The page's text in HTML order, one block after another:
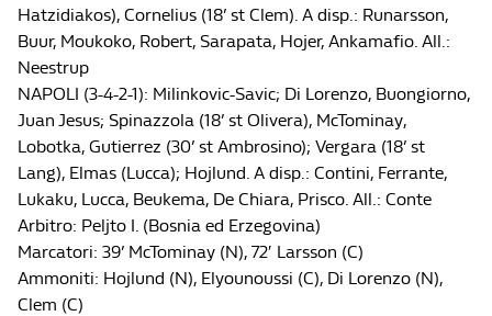
Hatzidiakos), Cornelius (18’ st Clem). A disp.: Runarsson,
Buur, Moukoko, Robert, Sarapata, Hojer, Ankamafio. All.:
Neestrup
NAPOLI (3-4-2-1): Milinkovic-Savic; Di Lorenzo, Buongiorno,
Juan Jesus; Spinazzola (18’ st Olivera), McTominay,
Lobotka, Gutierrez (30’ st Ambrosino); Vergara (18’ st
Lang), Elmas (Lucca); Hojlund. A disp.: Contini, Ferrante,
Lukaku, Lucca, Beukema, De Chiara, Prisco. All.: Conte
Arbitro: Peljto I. (Bosnia ed Erzegovina)
Marcatori: 39’ McTominay (N), 72′ Larsson (C)
Ammoniti: Hojlund (N), Elyounoussi (C), Di Lorenzo (N),
Clem (C)